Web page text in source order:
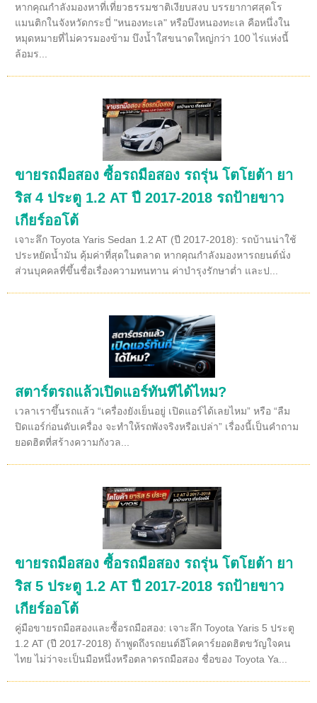
หากคุณกำลังมองหาที่เที่ยวธรรมชาติเงียบสงบ บรรยากาศสุดโร
แมนติกในจังหวัดกระบี่ "หนองทะเล" หรือบึงหนองทะเล คือหนึ่งใน
หมุดหมายที่ไม่ควรมองข้าม บึงน้ำใสขนาดใหญ่กว่า 100 ไร่แห่งนี้
ล้อมร...
ขายรถมือสอง ซื้อรถมือสอง รถรุ่น โตโยต้า ยา
ริส 4 ประตู 1.2 AT ปี 2017-2018 รถป้ายขาว
เกียร์ออโต้
เจาะลึก Toyota Yaris Sedan 1.2 AT (ปี 2017-2018): รถบ้านน่าใช้
ประหยัดน้ำมัน คุ้มค่าที่สุดในตลาด หากคุณกำลังมองหารถยนต์นั่ง
ส่วนบุคคลที่ขึ้นชื่อเรื่องความทนทาน ค่าบำรุงรักษาต่ำ และป...
สตาร์ตรถแล้วเปิดแอร์ทันทีได้ไหม?
เวลาเราขึ้นรถแล้ว “เครื่องยังเย็นอยู่ เปิดแอร์ได้เลยไหม” หรือ “ลืม
ปิดแอร์ก่อนดับเครื่อง จะทำให้รถพังจริงหรือเปล่า” เรื่องนี้เป็นคำถาม
ยอดฮิตที่สร้างความกังวล...
ขายรถมือสอง ซื้อรถมือสอง รถรุ่น โตโยต้า ยา
ริส 5 ประตู 1.2 AT ปี 2017-2018 รถป้ายขาว
เกียร์ออโต้
คู่มือขายรถมือสองและซื้อรถมือสอง: เจาะลึก Toyota Yaris 5 ประตู
1.2 AT (ปี 2017-2018) ถ้าพูดถึงรถยนต์อีโคคาร์ยอดฮิตขวัญใจคน
ไทย ไม่ว่าจะเป็นมือหนึ่งหรือตลาดรถมือสอง ชื่อของ Toyota Ya...